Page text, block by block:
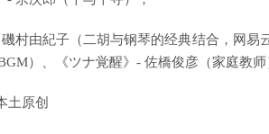
村由紀子（二胡与钢琴的经典结合，网易
）、《ツナ覚醒》- 佐橋俊彦（家庭教师
土原创